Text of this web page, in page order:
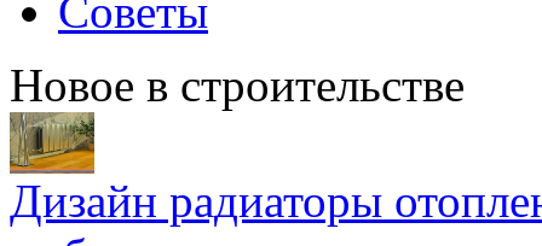
Советы
Новое в строительстве
Дизайн радиаторы